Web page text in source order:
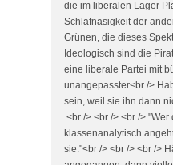
die im liberalen Lager
Schlafnasigkeit der
Grünen, die dieses
Ideologisch sind die
eine liberale Partei mit
unangepasster<br />
sein, weil sie ihn dann
<br /> <br /> <br />
klassenanalytisch
sie."<br /> <br /> <br />